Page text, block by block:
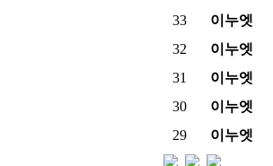
33
이누엣
32
이누엣
31
이누엣
30
이누엣
29
이누엣